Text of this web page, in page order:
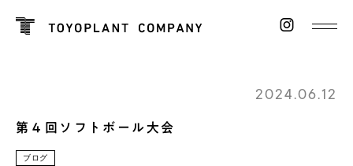
第４回ソフトボール大会
ブログ
2024.06.12